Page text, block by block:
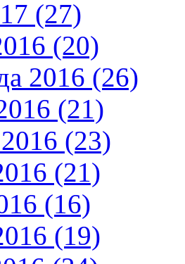
(27)
(20)
2016 (26)
(21)
(23)
(21)
(16)
(19)